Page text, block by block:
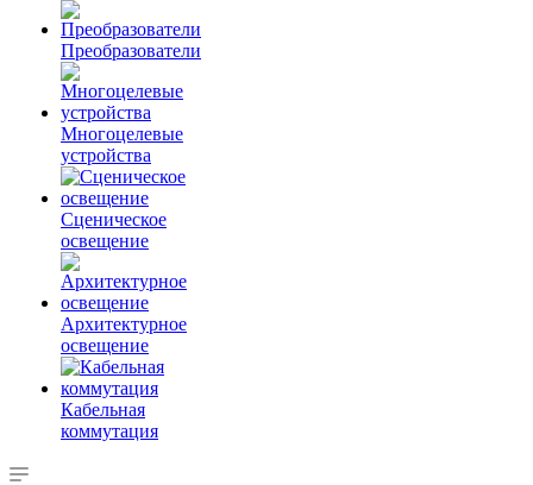
Преобразователи
Многоцелевые
устройства
Сценическое
освещение
Архитектурное
освещение
Кабельная
коммутация